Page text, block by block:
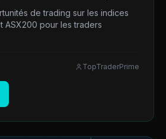
de trading sur les indices
ASX200 pour les traders
TopTraderPrime